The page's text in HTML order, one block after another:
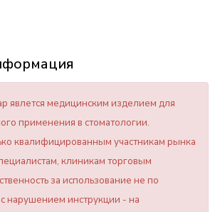
явлется медицинским изделием для
применения в стоматологии.
квалифицированным участникам рынка
клиникам торговым
за использование не по
нарушением инструкции - на